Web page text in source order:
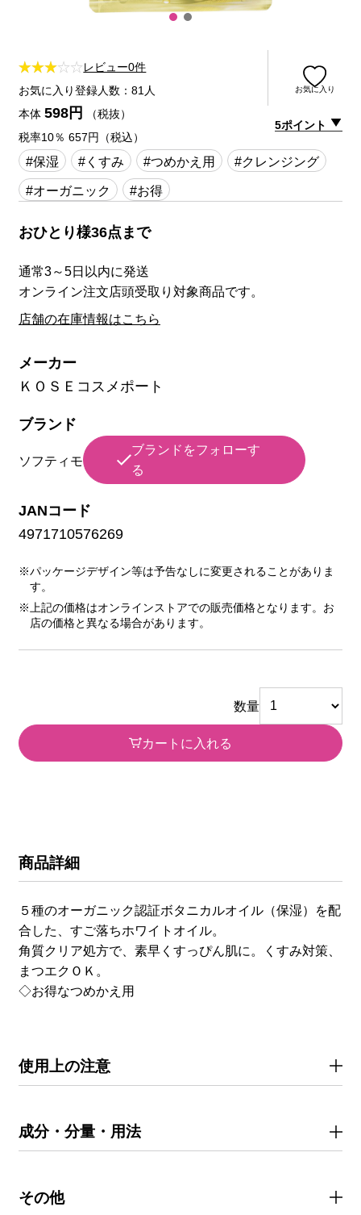
レビュー0件
お気に入り登録人数：81人
お気に入り
本体 598円
（税抜）
税率10％ 657円（税込）
5ポイント
#保湿 #くすみ #つめかえ用
#クレンジング
#オーガニック
#お得
おひとり様36点まで
通常3～5日以内に発送
オンライン注文店頭受取り対象商品です。
店舗の在庫情報はこちら
メーカー
ＫＯＳＥコスメポート
ブランド
ソフティモ
ブランドをフォローす
る
JANコード
4971710576269
※パッケージデザイン等は予告なしに変更されることがありま
す。
※上記の価格はオンラインストアでの販売価格となります。お
店の価格と異なる場合があります。
数量
カートに入れる
商品詳細
５種のオーガニック認証ボタニカルオイル（保湿）を配
合した、すご落ちホワイトオイル。
角質クリア処方で、素早くすっぴん肌に。くすみ対策、
まつエクＯＫ。
◇お得なつめかえ用
使用上の注意
成分・分量・用法
その他